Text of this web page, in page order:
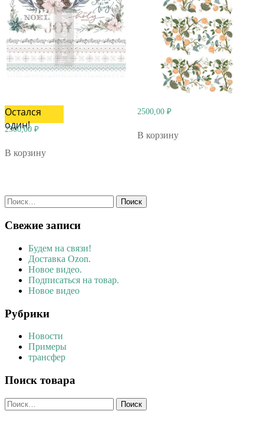
Остался
один!
2500,00 ₽
В корзину
2500,00 ₽
В корзину
Найти:
Свежие записи
Будем на связи!
Доставка Ozon.
Новое видео.
Подписаться на товар.
Новое видео
Рубрики
Новости
Примеры
трансфер
Поиск товара
Найти: